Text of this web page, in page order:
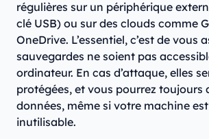
régulières sur un périphérique
clé USB) ou sur des clouds comme
OneDrive. L’essentiel, c’est de vous
sauvegardes ne soient pas
ordinateur. En cas d’attaque, elles
protégées, et vous pourrez toujours
données, même si votre machine
inutilisable.